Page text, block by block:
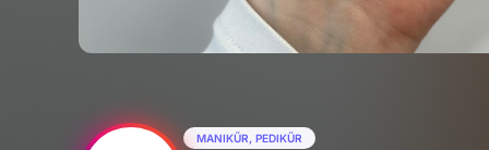
MANIKŰR, PEDIKŰR